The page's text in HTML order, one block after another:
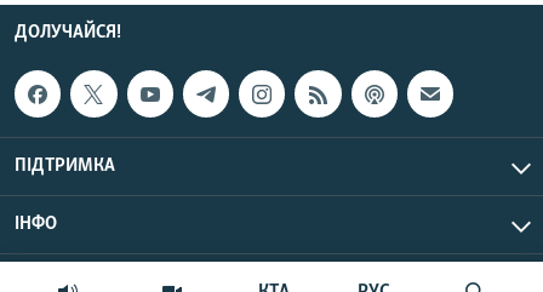
ДОЛУЧАЙСЯ!
ПІДТРИМКА
ІНФО
© Крим.Реалії, 2026 | Усі права застережено.